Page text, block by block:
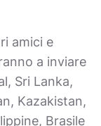
amici e
a inviare
Sri Lanka,
Kazakistan,
Brasile